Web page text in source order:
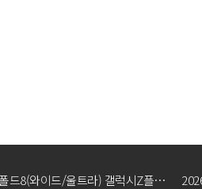
갤럭시Z폴드8(와이드/울트라) 갤럭시Z플립8 사전예약 공지사항